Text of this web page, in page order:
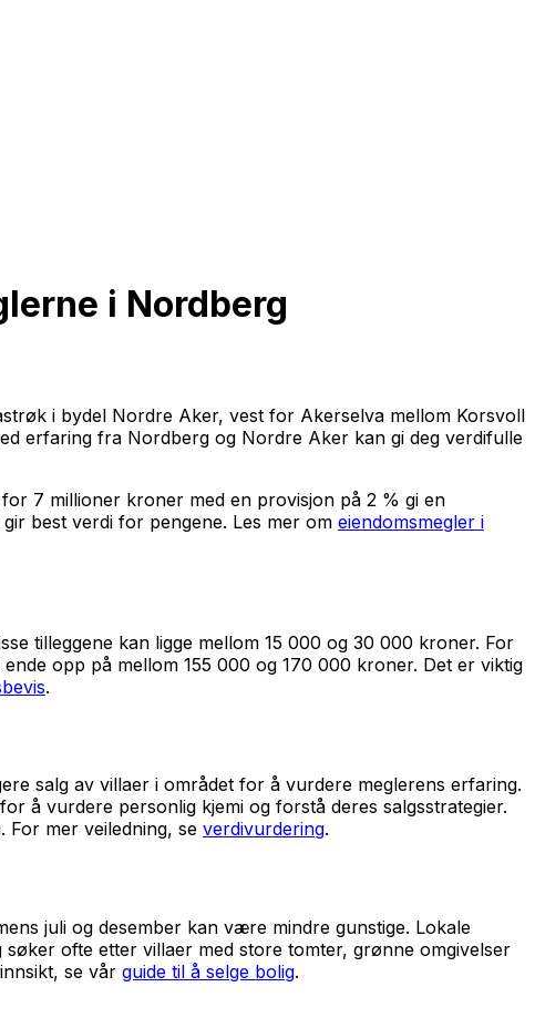
i Nordberg
i bydel Nordre Aker, vest for Akerselva mellom Korsvoll
erfaring fra Nordberg og Nordre Aker kan gi deg verdifulle
7 millioner kroner med en provisjon på 2 % gi en
best verdi for pengene. Les mer om eiendomsmegler i
tilleggene kan ligge mellom 15 000 og 30 000 kroner. For
opp på mellom 155 000 og 170 000 kroner. Det er viktig
.
salg av villaer i området for å vurdere meglerens erfaring.
å vurdere personlig kjemi og forstå deres salgsstrategier.
For mer veiledning, se verdivurdering.
juli og desember kan være mindre gunstige. Lokale
ofte etter villaer med store tomter, grønne omgivelser
se vår guide til å selge bolig.